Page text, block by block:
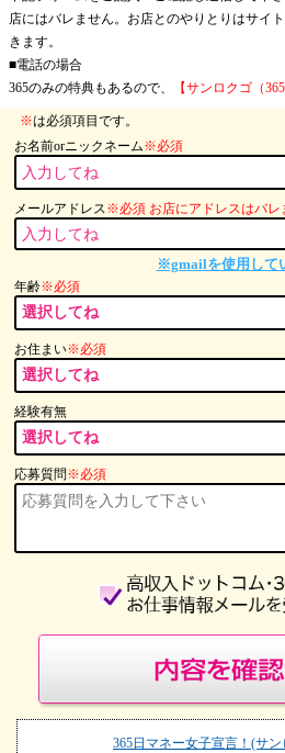
店にはバレません。お店とのやりとりはサイ
きます。
■電話の場合
365のみの特典もあるので、
【サンロクゴ（
※は必須項目です。
お名前orニックネーム※必須
メールアドレス※必須 お店にアドレスはバレ
※gmailを使用して
年齢※必須
お住まい※必須
経験有無
応募質問※必須
365日マネー女子宣言！(サ